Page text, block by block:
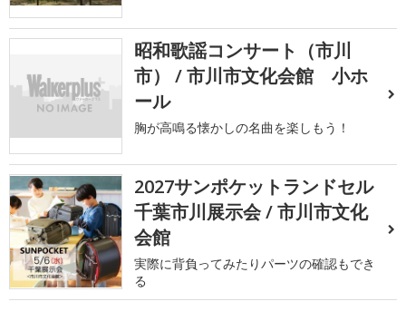
昭和歌謡コンサート（市川
市） / 市川市文化会館 小ホ
ール
胸が高鳴る懐かしの名曲を楽しもう！
2027サンポケットランドセル
千葉市川展示会 / 市川市文化
会館
実際に背負ってみたりパーツの確認もでき
る